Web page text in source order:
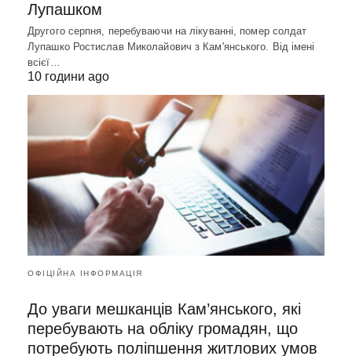
Лупашком
Другого серпня, перебуваючи на лікуванні, помер солдат
Лупашко Ростислав Миколайович з Кам'янського. Від імені
всієї…
10 години ago
ОФІЦІЙНА ІНФОРМАЦІЯ
До уваги мешканців Кам’янського, які
перебувають на обліку громадян, що
потребують поліпшення житлових умов